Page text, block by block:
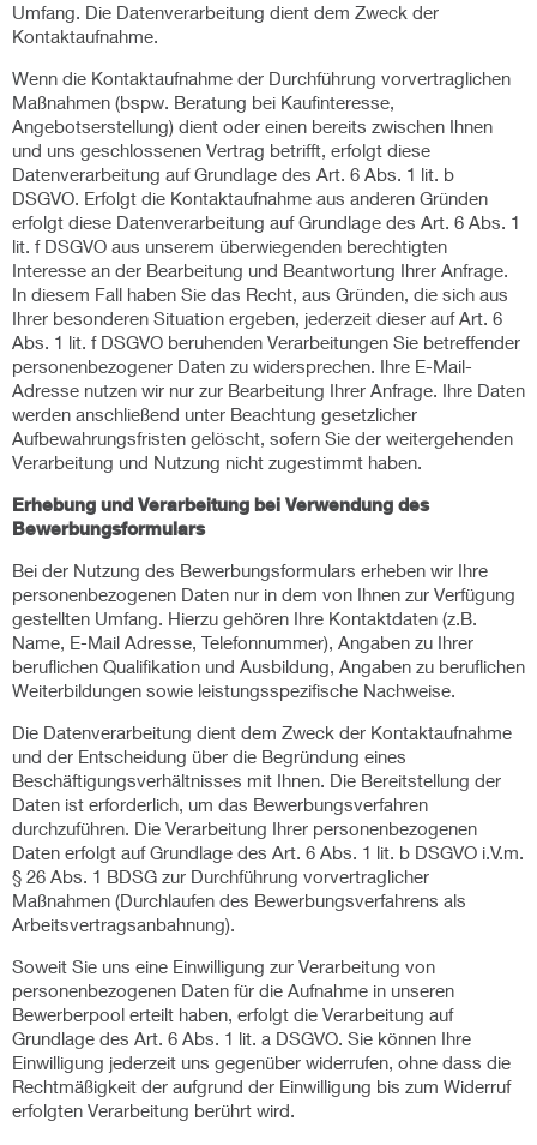
Umfang. Die Datenverarbeitung dient dem Zweck der
Kontaktaufnahme.
Wenn die Kontaktaufnahme der Durchführung vorvertraglichen
Maßnahmen (bspw. Beratung bei Kaufinteresse,
Angebotserstellung) dient oder einen bereits zwischen Ihnen
und uns geschlossenen Vertrag betrifft, erfolgt diese
Datenverarbeitung auf Grundlage des Art. 6 Abs. 1 lit. b
DSGVO. Erfolgt die Kontaktaufnahme aus anderen Gründen
erfolgt diese Datenverarbeitung auf Grundlage des Art. 6 Abs. 1
lit. f DSGVO aus unserem überwiegenden berechtigten
Interesse an der Bearbeitung und Beantwortung Ihrer Anfrage.
In diesem Fall haben Sie das Recht, aus Gründen, die sich aus
Ihrer besonderen Situation ergeben, jederzeit dieser auf Art. 6
Abs. 1 lit. f DSGVO beruhenden Verarbeitungen Sie betreffender
personenbezogener Daten zu widersprechen. Ihre E-Mail-
Adresse nutzen wir nur zur Bearbeitung Ihrer Anfrage. Ihre Daten
werden anschließend unter Beachtung gesetzlicher
Aufbewahrungsfristen gelöscht, sofern Sie der weitergehenden
Verarbeitung und Nutzung nicht zugestimmt haben.
Erhebung und Verarbeitung bei Verwendung des
Bewerbungsformulars
Bei der Nutzung des Bewerbungsformulars erheben wir Ihre
personenbezogenen Daten nur in dem von Ihnen zur Verfügung
gestellten Umfang. Hierzu gehören Ihre Kontaktdaten (z.B.
Name, E-Mail Adresse, Telefonnummer), Angaben zu Ihrer
beruflichen Qualifikation und Ausbildung, Angaben zu beruflichen
Weiterbildungen sowie leistungsspezifische Nachweise.
Die Datenverarbeitung dient dem Zweck der Kontaktaufnahme
und der Entscheidung über die Begründung eines
Beschäftigungsverhältnisses mit Ihnen. Die Bereitstellung der
Daten ist erforderlich, um das Bewerbungsverfahren
durchzuführen. Die Verarbeitung Ihrer personenbezogenen
Daten erfolgt auf Grundlage des Art. 6 Abs. 1 lit. b DSGVO i.V.m.
§ 26 Abs. 1 BDSG zur Durchführung vorvertraglicher
Maßnahmen (Durchlaufen des Bewerbungsverfahrens als
Arbeitsvertragsanbahnung).
Soweit Sie uns eine Einwilligung zur Verarbeitung von
personenbezogenen Daten für die Aufnahme in unseren
Bewerberpool erteilt haben, erfolgt die Verarbeitung auf
Grundlage des Art. 6 Abs. 1 lit. a DSGVO. Sie können Ihre
Einwilligung jederzeit uns gegenüber widerrufen, ohne dass die
Rechtmäßigkeit der aufgrund der Einwilligung bis zum Widerruf
erfolgten Verarbeitung berührt wird.